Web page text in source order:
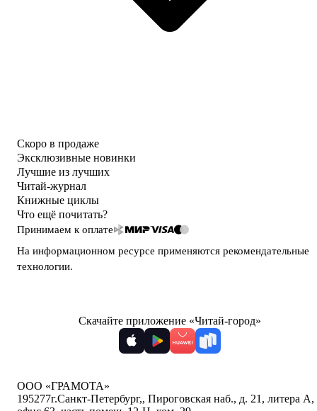
Скоро в продаже
Эксклюзивные новинки
Лучшие из лучших
Читай-журнал
Книжные циклы
Что ещё почитать?
Принимаем к оплате
На информационном ресурсе применяются рекомендательные
технологии.
Скачайте приложение «Читай-город»
ООО «ГРАМОТА»
195277г.Санкт-Петербург,, Пироговская наб., д. 21, литера А,